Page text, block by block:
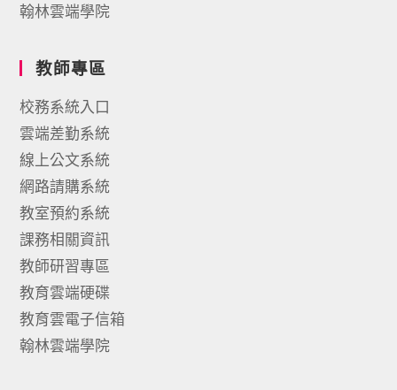
翰林雲端學院
教師專區
校務系統入口
雲端差勤系統
線上公文系統
網路請購系統
教室預約系統
課務相關資訊
教師研習專區
教育雲端硬碟
教育雲電子信箱
翰林雲端學院